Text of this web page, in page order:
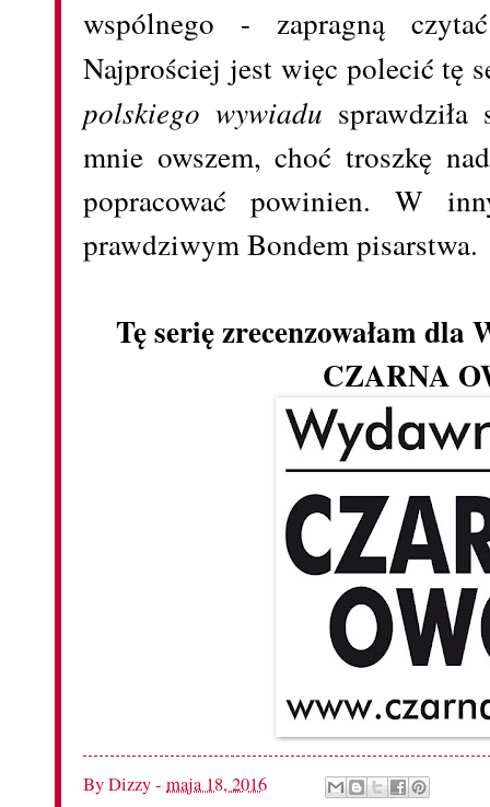
wspólnego - zapragną
Najprościej jest więc polecić tę
polskiego wywiadu
mnie owszem, choć troszkę
popracować powinien. W
prawdziwym Bondem pisarstwa.
Tę serię zrecenzowałam
CZARNA
ByDizzy- maja 18, 2016